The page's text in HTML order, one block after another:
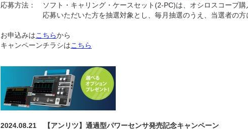
応募方法： ソフト・キャリング・ケースセット(2-PC)は、オシロスコープ購
応募いただいた方を抽選対象とし、 毎月抽選のうえ、当選者の方
お申込みはこちらから
キャンペーンチラシはこちら
2024.08.21 【アンリツ】通過型パワーセンサ発売記念キャンペーン